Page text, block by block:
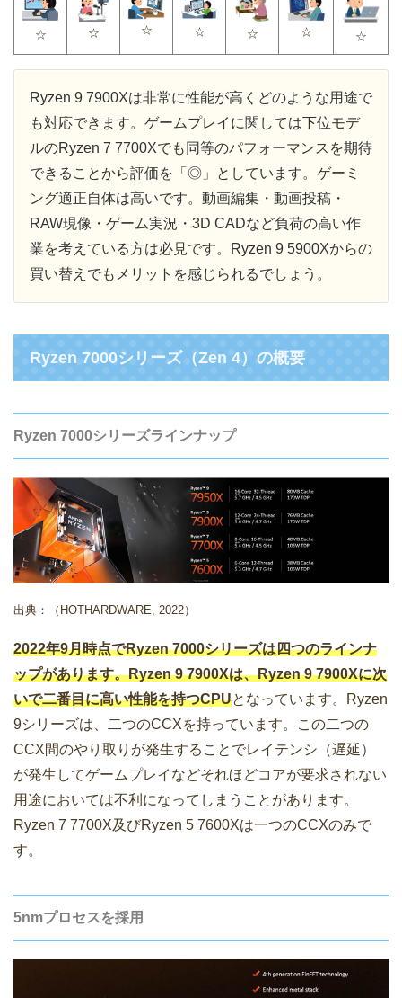
☆ ☆ ☆ ☆ ☆ ☆ ☆
Ryzen 9 7900Xは非常に性能が高くどのような用途で
も対応できます。ゲームプレイに関しては下位モデ
ルのRyzen 7 7700Xでも同等のパフォーマンスを期待
できることから評価を「◎」としています。ゲーミ
ング適正自体は高いです。動画編集・動画投稿・
RAW現像・ゲーム実況・3D CADなど負荷の高い作
業を考えている方は必見です。Ryzen 9 5900Xからの
買い替えでもメリットを感じられるでしょう。
Ryzen 7000シリーズ（Zen 4）の概要
Ryzen 7000シリーズラインナップ
出典：（HOTHARDWARE, 2022）
2022年9月時点でRyzen 7000シリーズは四つのラインナ
ップがあります。Ryzen 9 7900Xは、Ryzen 9 7900Xに次
いで二番目に高い性能を持つCPUとなっています。Ryzen
9シリーズは、二つのCCXを持っています。この二つの
CCX間のやり取りが発生することでレイテンシ（遅延）
が発生してゲームプレイなどそれほどコアが要求されない
用途においては不利になってしまうことがあります。
Ryzen 7 7700X及びRyzen 5 7600Xは一つのCCXのみで
す。
5nmプロセスを採用